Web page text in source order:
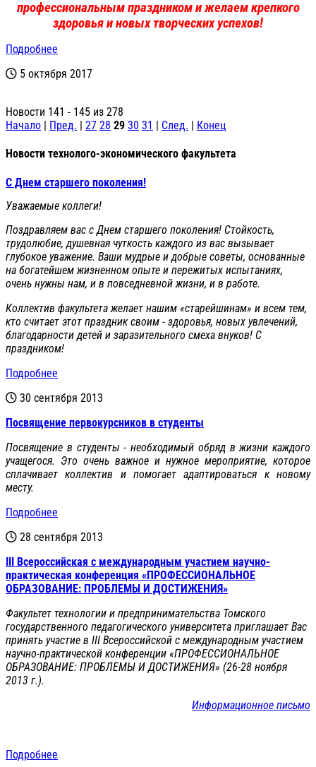
профессиональным праздником и желаем крепкого
здоровья и новых творческих успехов!
Подробнее
5 октября 2017
Новости 141 - 145 из 278
Начало | Пред. | 27 28 29 30 31 | След. | Конец
Новости технолого-экономического факультета
С Днем старшего поколения!
Уважаемые коллеги!
Поздравляем вас с Днем старшего поколения! Стойкость,
трудолюбие, душевная чуткость каждого из вас вызывает
глубокое уважение. Ваши мудрые и добрые советы, основанные
на богатейшем жизненном опыте и пережитых испытаниях,
очень нужны нам, и в повседневной жизни, и в работе.
Коллектив факультета желает нашим «старейшинам» и всем тем,
кто считает этот праздник своим - здоровья, новых увлечений,
благодарности детей и заразительного смеха внуков! С
праздником!
Подробнее
30 сентября 2013
Посвящение первокурсников в студенты
Посвящение в студенты - необходимый обряд в жизни каждого
учащегося. Это очень важное и нужное мероприятие, которое
сплачивает коллектив и помогает адаптироваться к новому
месту.
Подробнее
28 сентября 2013
III Всероссийская с международным участием научно-
практическая конференция «ПРОФЕССИОНАЛЬНОЕ
ОБРАЗОВАНИЕ: ПРОБЛЕМЫ И ДОСТИЖЕНИЯ»
Факультет технологии и предпринимательства Томского
государственного педагогического университета приглашает Вас
принять участие в III Всероссийской с международным участием
научно-практической конференции «ПРОФЕССИОНАЛЬНОЕ
ОБРАЗОВАНИЕ: ПРОБЛЕМЫ И ДОСТИЖЕНИЯ» (26-28 ноября
2013 г.).
Информационное письмо
Подробнее